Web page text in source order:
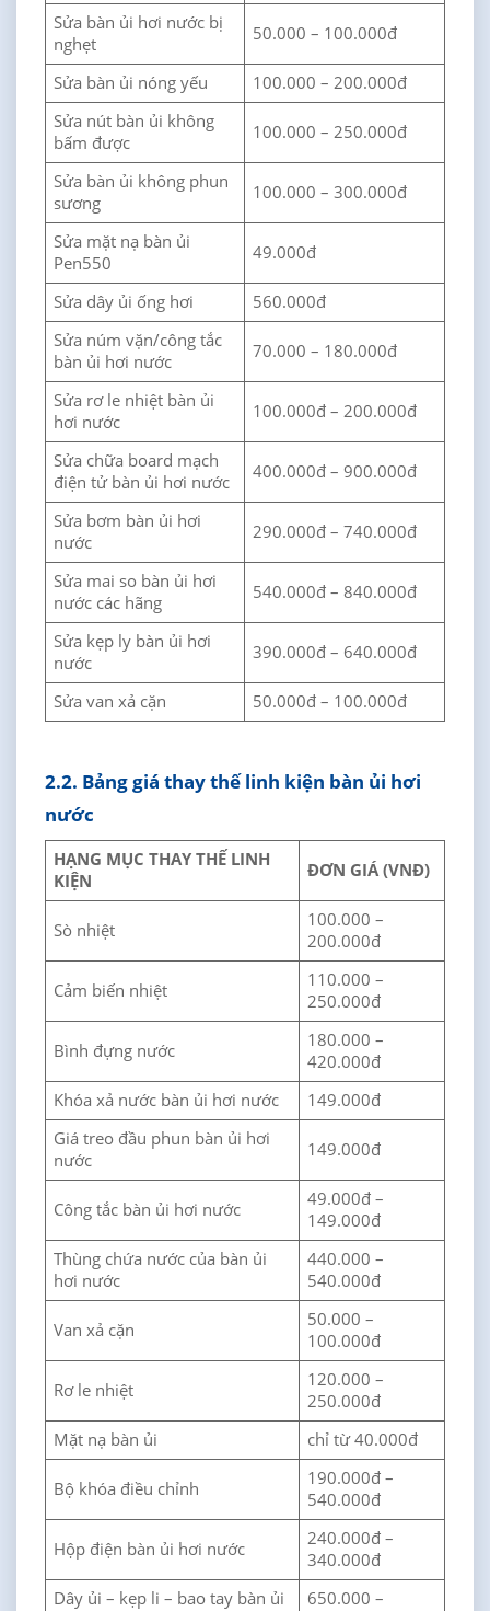
Sửa bàn ủi hơi nước bị
nghẹt
50.000 – 100.000đ
Sửa bàn ủi nóng yếu
100.000 – 200.000đ
Sửa nút bàn ủi không
bấm được
100.000 – 250.000đ
Sửa bàn ủi không phun
sương
100.000 – 300.000đ
Sửa mặt nạ bàn ủi
Pen550
49.000đ
Sửa dây ủi ống hơi
560.000đ
Sửa núm vặn/công tắc
bàn ủi hơi nước
70.000 – 180.000đ
Sửa rơ le nhiệt bàn ủi
hơi nước
100.000đ – 200.000đ
Sửa chữa board mạch
điện tử bàn ủi hơi nước
400.000đ – 900.000đ
Sửa bơm bàn ủi hơi
nước
290.000đ – 740.000đ
Sửa mai so bàn ủi hơi
nước các hãng
540.000đ – 840.000đ
Sửa kẹp ly bàn ủi hơi
nước
390.000đ – 640.000đ
Sửa van xả cặn 50.000đ – 100.000đ
2.2. Bảng giá thay thế linh kiện bàn ủi hơi
nước
HẠNG MỤC THAY THẾ LINH
KIỆN
ĐƠN GIÁ (VNĐ)
Sò nhiệt
100.000 –
200.000đ
Cảm biến nhiệt
110.000 –
250.000đ
Bình đựng nước
180.000 –
420.000đ
Khóa xả nước bàn ủi hơi nước
149.000đ
Giá treo đầu phun bàn ủi hơi
nước
149.000đ
Công tắc bàn ủi hơi nước
49.000đ –
149.000đ
Thùng chứa nước của bàn ủi
hơi nước
440.000 –
540.000đ
Van xả cặn
50.000 –
100.000đ
Rơ le nhiệt
120.000 –
250.000đ
Mặt nạ bàn ủi
chỉ từ 40.000đ
Bộ khóa điều chỉnh
190.000đ –
540.000đ
Hộp điện bàn ủi hơi nước
240.000đ –
340.000đ
Dây ủi – kẹp li – bao tay bàn ủi
650.000 –